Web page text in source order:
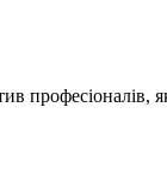
професіоналів,